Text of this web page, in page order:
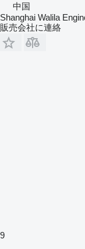
中国
Shanghai Walila
販売会社に連絡
9